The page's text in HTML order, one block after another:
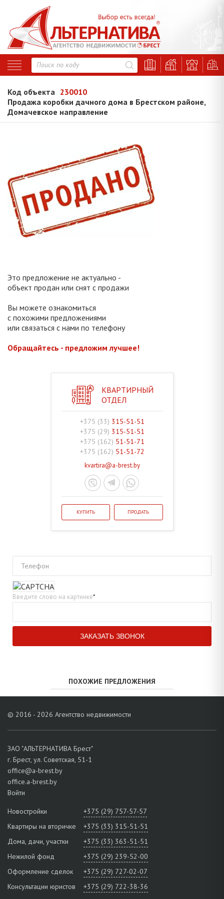
Код объекта 230010
Продажа коробки дачного дома в Брестском районе,
Домачевское направление
Это предложение не актуально -
объект продан или снят с продажи
Вы можете ознакомиться
с похожими предложениями
или связаться с нами по телефону
Обращайтесь - предложим лучшее!
КВАРТИРНЫЙ
ОТДЕЛ
+375 (33) 315-51-51
+375 (29) 315-51-51
+375 (162) 51-51-71
+375 (162) 51-51-72
kvartira@a-brest.by
КУПИТЬ ПРОДАТЬ
Телефон
Введите слово на картинке*
ПОХОЖИЕ ПРЕДЛОЖЕНИЯ
© 2016 - 2026 Агентство недвижимости
ЗАО "АЛЬТЕРНАТИВА Брест"
г. Брест, ул. Советская, 51-1
office@a-brest.by
office.a-brest.by
Войти
Новостройки
+375 (29) 757-57-57
Квартиры на вторичке
+375 (33) 315-51-51
Дома, дачи, участки
+375 (33) 363-51-51
Нежилой фонд
+375 (29) 239-52-00
Оформление сделок
+375 (29) 727-02-07
Консультации юристов
+375 (29) 722-38-36